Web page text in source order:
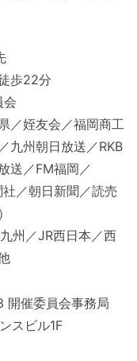
歩22分
会
／姪友会／福岡商工
九州朝日放送／RKB
送／FM福岡／
／朝日新聞／読売
州／JR西日本／西
開催委員会事務局
スビル1F